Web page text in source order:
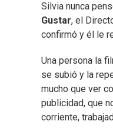
Silvia nunca
Gustar, el
confirmó y él le
Una persona la
se subió y la
mucho que ver
publicidad, que
corriente,